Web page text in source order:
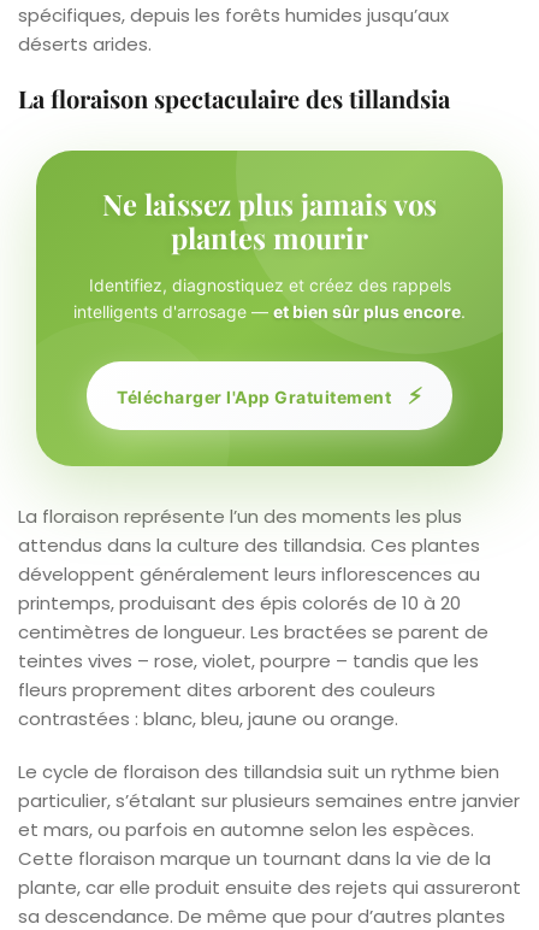
spécifiques, depuis les forêts humides jusqu’aux
déserts arides.
La floraison spectaculaire des tillandsia
Ne laissez plus jamais vos
plantes mourir
Identifiez, diagnostiquez et créez des rappels
intelligents d'arrosage — et bien sûr plus encore.
Télécharger l'App Gratuitement ⚡
La floraison représente l’un des moments les plus
attendus dans la culture des tillandsia. Ces plantes
développent généralement leurs inflorescences au
printemps, produisant des épis colorés de 10 à 20
centimètres de longueur. Les bractées se parent de
teintes vives – rose, violet, pourpre – tandis que les
fleurs proprement dites arborent des couleurs
contrastées : blanc, bleu, jaune ou orange.
Le cycle de floraison des tillandsia suit un rythme bien
particulier, s’étalant sur plusieurs semaines entre janvier
et mars, ou parfois en automne selon les espèces.
Cette floraison marque un tournant dans la vie de la
plante, car elle produit ensuite des rejets qui assureront
sa descendance. De même que pour d’autres plantes